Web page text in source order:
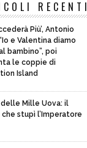
RECENTI
Più’, Antonio
e Valentina diamo
bambino”, poi
le coppie di
Island
Mille Uova: il
stupì l’Imperatore